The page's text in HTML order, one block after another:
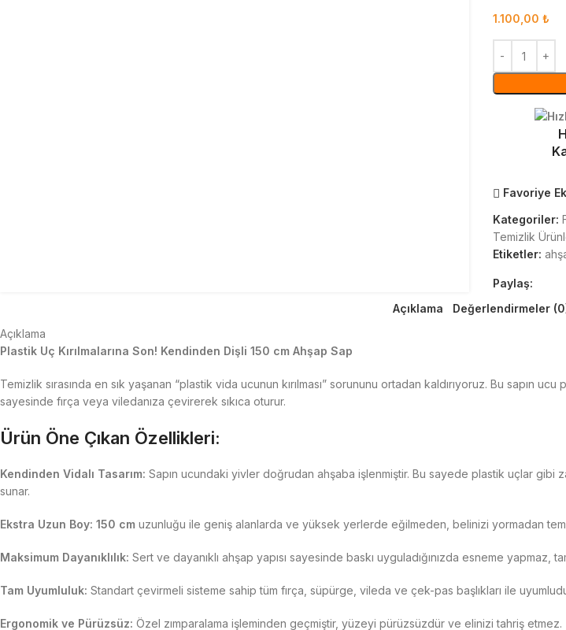
1.100,00 ₺
Favoriye
Kategoriler:
Temizlik
Etiketler:
Paylaş:
Açıklama
Değerlendirmeler
Açıklama
Plastik Uç Kırılmalarına Son! Kendinden Dişli 150 cm Ahşap Sap
Temizlik sırasında en sık yaşanan “plastik vida ucunun kırılması” sorununu ortadan kaldırıyoruz. Bu sapın
sayesinde fırça veya viledanıza çevirerek sıkıca oturur.
Ürün Öne Çıkan Özellikleri:
Kendinden Vidalı Tasarım: Sapın ucundaki yivler doğrudan ahşaba işlenmiştir. Bu sayede plastik uçlar gibi
sunar.
Ekstra Uzun Boy: 150 cm uzunluğu ile geniş alanlarda ve yüksek yerlerde eğilmeden, belinizi yormadan
Maksimum Dayanıklılık: Sert ve dayanıklı ahşap yapısı sayesinde baskı uyguladığınızda esneme yapmaz,
Tam Uyumluluk: Standart çevirmeli sisteme sahip tüm fırça, süpürge, vileda ve çek-pas başlıkları ile
Ergonomik ve Pürüzsüz: Özel zımparalama işleminden geçmiştir, yüzeyi pürüzsüzdür ve elinizi tahriş etmez.